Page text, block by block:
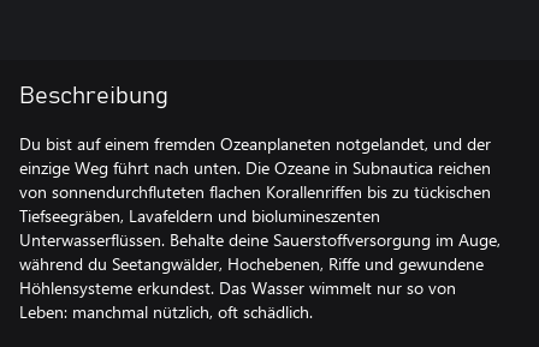
Beschreibung
Du bist auf einem fremden Ozeanplaneten notgelandet, und der
einzige Weg führt nach unten. Die Ozeane in Subnautica reichen
von sonnendurchfluteten flachen Korallenriffen bis zu tückischen
Tiefseegräben, Lavafeldern und biolumineszenten
Unterwasserflüssen. Behalte deine Sauerstoffversorgung im Auge,
während du Seetangwälder, Hochebenen, Riffe und gewundene
Höhlensysteme erkundest. Das Wasser wimmelt nur so von
Leben: manchmal nützlich, oft schädlich.